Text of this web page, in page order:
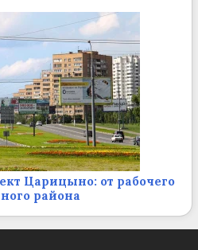
Царицыно: от рабочего
района